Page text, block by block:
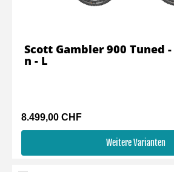
8.499,00 CHF
Weitere Varianten
Scott Gambler 900 Tuned -
n - L